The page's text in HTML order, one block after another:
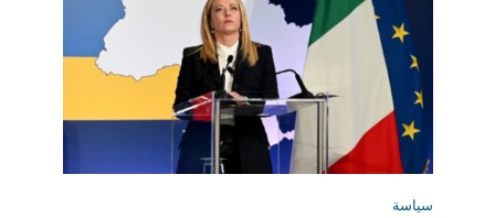
سياسة